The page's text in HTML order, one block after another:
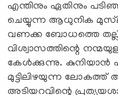
എന്തിനും ഏതിനും
ചെയ്യുന്ന ആധുനിക
വണക്ക ബോധത്തെ
വിശ്വാസത്തിന്റെ
കേള്‍ക്കുന്നു. കുനിയാന്‍
മുട്ടിലിഴയുന്ന ലോകത്ത്
അടിയറവിന്റെ